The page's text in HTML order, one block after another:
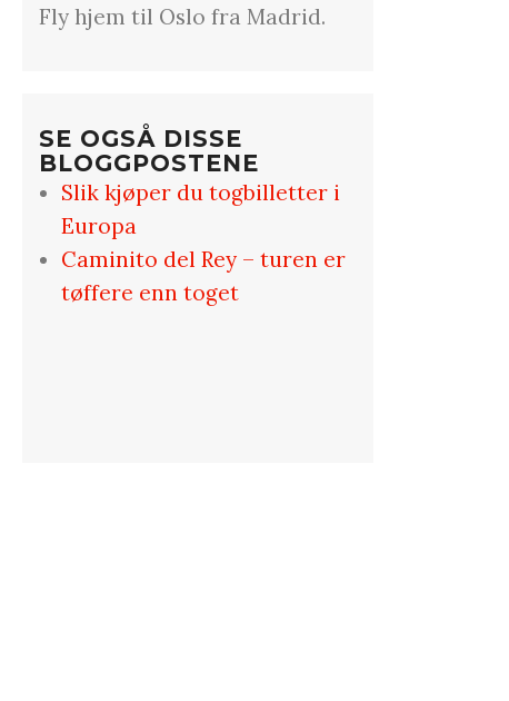
Fly hjem til Oslo fra Madrid.
SE OGSÅ DISSE
BLOGGPOSTENE
Slik kjøper du togbilletter i
Europa
Caminito del Rey – turen er
tøffere enn toget